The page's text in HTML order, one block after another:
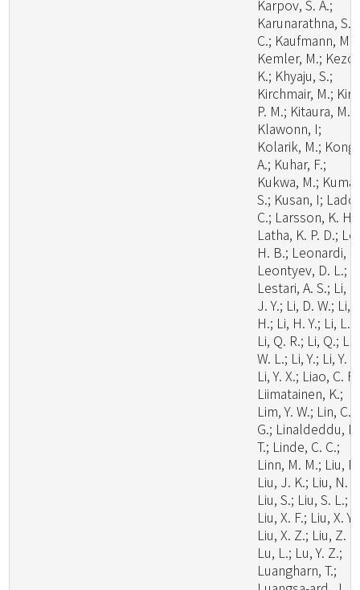
Karpov, S. A.;
Karunarathna, S.
C.; Kaufmann, M.;
Kemler, M.; Kezo,
K.; Khyaju, S.;
Kirchmair, M.;
P. M.; Kitaura, M.
Klawonn, I;
Kolarik, M.; Kong,
A.; Kuhar, F.;
Kukwa, M.;
S.; Kusan, I; Lado,
C.; Larsson, K. H.;
Latha, K. P. D.;
H. B.; Leonardi,
Leontyev, D. L.;
Lestari, A. S.; Li,
J. Y.; Li, D. W.; Li,
H.; Li, H. Y.; Li, L.;
Li, Q. R.; Li, Q.; Li,
W. L.; Li, Y.; Li, Y.
Li, Y. X.; Liao, C. F.;
Liimatainen, K.;
Lim, Y. W.; Lin, C.
G.; Linaldeddu, B.
T.; Linde, C. C.;
Linn, M. M.; Liu,
Liu, J. K.; Liu, N.
Liu, S.; Liu, S. L.;
Liu, X. F.; Liu, X. Y.;
Liu, X. Z.; Liu, Z.
Lu, L.; Lu, Y. Z.;
Luangharn, T.;